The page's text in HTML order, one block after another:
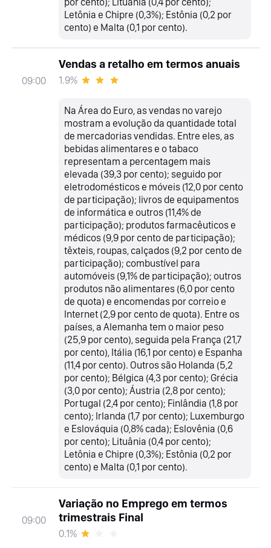
Letônia e Chipre (0,3%); Estônia (0,2 por
cento) e Malta (0,1 por cento).
09:00
Vendas a retalho em termos anuais
1.9%
Na Área do Euro, as vendas no varejo
mostram a evolução da quantidade total
de mercadorias vendidas. Entre eles, as
bebidas alimentares e o tabaco
representam a percentagem mais
elevada (39,3 por cento); seguido por
eletrodomésticos e móveis (12,0 por cento
de participação); livros de equipamentos
de informática e outros (11,4% de
participação); produtos farmacêuticos e
médicos (9,9 por cento de participação);
têxteis, roupas, calçados (9,2 por cento de
participação); combustível para
automóveis (9,1% de participação); outros
produtos não alimentares (6,0 por cento
de quota) e encomendas por correio e
Internet (2,9 por cento de quota). Entre os
países, a Alemanha tem o maior peso
(25,9 por cento), seguida pela França (21,7
por cento), Itália (16,1 por cento) e Espanha
(11,4 por cento). Outros são Holanda (5,2
por cento); Bélgica (4,3 por cento); Grécia
(3,0 por cento); Áustria (2,8 por cento);
Portugal (2,4 por cento); Finlândia (1,8 por
cento); Irlanda (1,7 por cento); Luxemburgo
e Eslováquia (0,8% cada); Eslovênia (0,6
por cento); Lituânia (0,4 por cento);
Letônia e Chipre (0,3%); Estônia (0,2 por
cento) e Malta (0,1 por cento).
09:00
Variação no Emprego em termos
trimestrais Final
0.1%